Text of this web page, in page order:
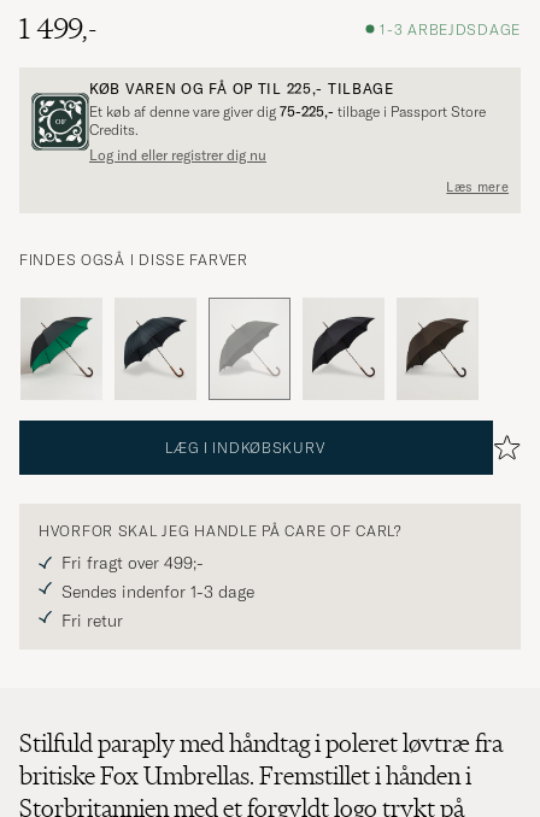
1 499,-
1-3 ARBEJDSDAGE
KØB VAREN OG FÅ OP TIL 225,- TILBAGE
Et køb af denne vare giver dig 75-225,- tilbage i Passport Store
Credits.
Log ind eller registrer dig nu
Læs mere
FINDES OGSÅ I DISSE FARVER
LÆG I INDKØBSKURV
HVORFOR SKAL JEG HANDLE PÅ CARE OF CARL?
Fri fragt over 499;-
Sendes indenfor 1-3 dage
Fri retur
Stilfuld paraply med håndtag i poleret løvtræ fra
britiske Fox Umbrellas. Fremstillet i hånden i
Storbritannien med et forgyldt logo trykt på